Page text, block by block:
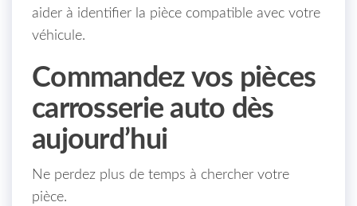
aider à identifier la pièce compatible avec votre
véhicule.
Commandez vos pièces
carrosserie auto dès
aujourd’hui
Ne perdez plus de temps à chercher votre
pièce.